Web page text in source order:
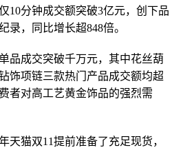
10分钟成交额突破3亿元，创下品
录，同比增长超848倍。
品成交突破千万元，其中花丝葫
饰项链三款热门产品成交额均超
者对高工艺黄金饰品的强烈需
天猫双11提前准备了充足现货，